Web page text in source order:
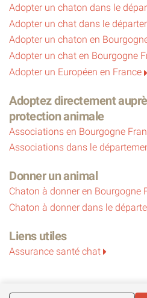
Adopter un chaton dans le
Adopter un chat dans le
Adopter un chaton en
Adopter un chat en Bourgogne
Adopter un Européen en France
Adoptez directement
protection animale
Associations en Bourgogne
Associations dans le
Donner un animal
Chaton à donner en Bourgogne
Chaton à donner dans le
Liens utiles
Assurance santé chat